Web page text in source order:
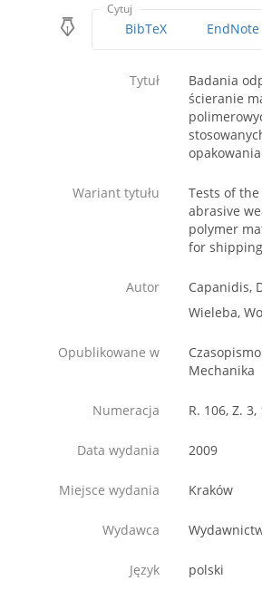
Cytuj
BibTeX EndNote
Tytuł
Badania
ścieranie
Wariant tytułu
Tests of
abrasive
polymer
for
Autor
Capanidis,
Wieleba,
Opublikowane w
Mechanika
Numeracja R. 106, Z. 3,
Data wydania 2009
Miejsce wydania Kraków
Wydawca
Język polski